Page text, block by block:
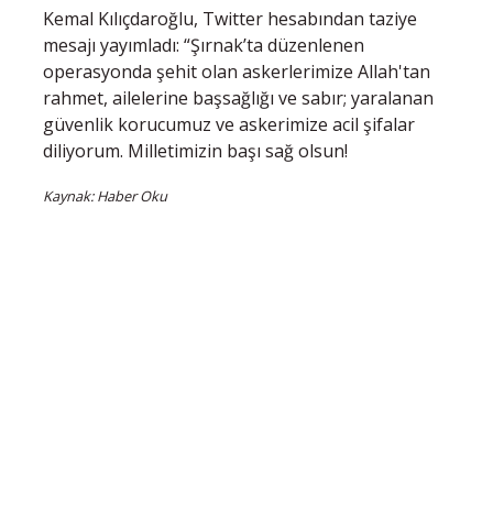
Kemal Kılıçdaroğlu, Twitter hesabından taziye
mesajı yayımladı: “Şırnak’ta düzenlenen
operasyonda şehit olan askerlerimize Allah'tan
rahmet, ailelerine başsağlığı ve sabır; yaralanan
güvenlik korucumuz ve askerimize acil şifalar
diliyorum. Milletimizin başı sağ olsun!
Kaynak: Haber Oku